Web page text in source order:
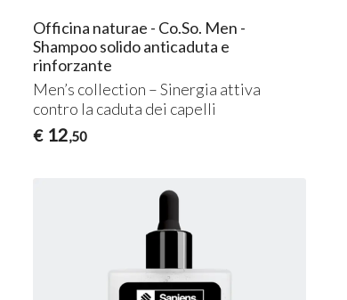
Officina naturae - Co.So. Men -
Shampoo solido anticaduta e
rinforzante
Men’s collection – Sinergia attiva
contro la caduta dei capelli
€ 12,50